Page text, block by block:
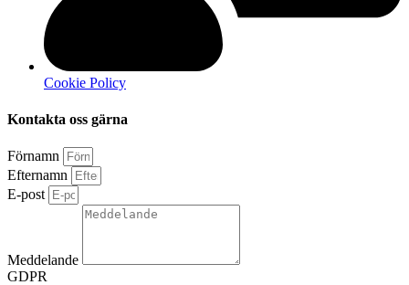
Cookie Policy
Kontakta oss gärna
Förnamn
Efternamn
E-post
Meddelande
GDPR